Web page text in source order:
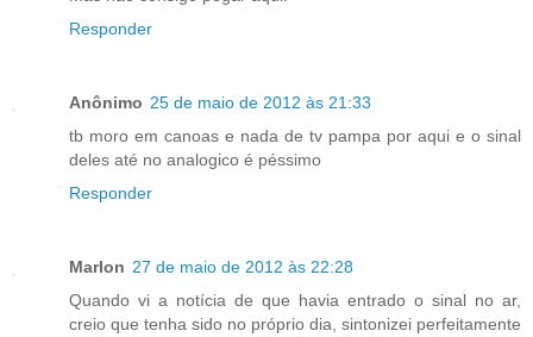
Responder
Anônimo 25 de maio de 2012 às 21:33
tb moro em canoas e nada de tv pampa por aqui e o sinal
deles até no analogico é péssimo
Responder
Marlon 27 de maio de 2012 às 22:28
Quando vi a notícia de que havia entrado o sinal no ar,
creio que tenha sido no próprio dia, sintonizei perfeitamente